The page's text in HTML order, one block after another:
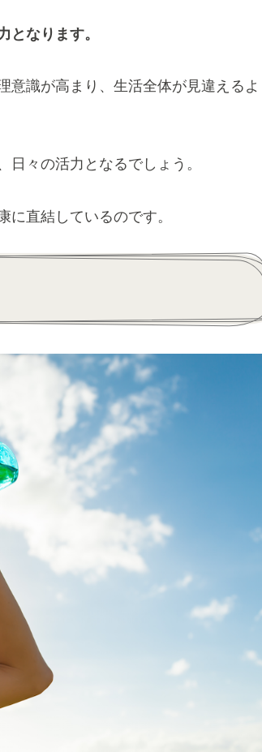
となります。
意識が高まり、生活全体が見違えるよ
々の活力となるでしょう。
直結しているのです。